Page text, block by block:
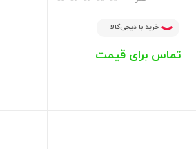
خرید با دیجی‌کالا
تماس برای قیمت